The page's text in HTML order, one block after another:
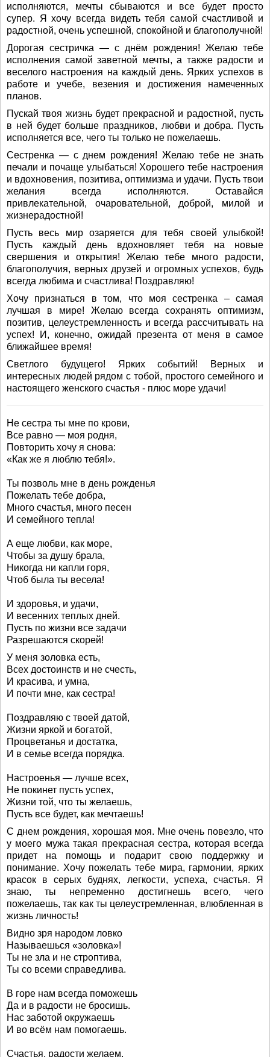
исполняются, мечты сбываются и все будет просто
супер. Я хочу всегда видеть тебя самой счастливой и
радостной, очень успешной, спокойной и благополучной!
Дорогая сестричка — с днём рождения! Желаю тебе
исполнения самой заветной мечты, а также радости и
веселого настроения на каждый день. Ярких успехов в
работе и учебе, везения и достижения намеченных
планов.
Пускай твоя жизнь будет прекрасной и радостной, пусть
в ней будет больше праздников, любви и добра. Пусть
исполняется все, чего ты только не пожелаешь.
Сестренка — с днем рождения! Желаю тебе не знать
печали и почаще улыбаться! Хорошего тебе настроения
и вдохновения, позитива, оптимизма и удачи. Пусть твои
желания всегда исполняются. Оставайся
привлекательной, очаровательной, доброй, милой и
жизнерадостной!
Пусть весь мир озаряется для тебя своей улыбкой!
Пусть каждый день вдохновляет тебя на новые
свершения и открытия! Желаю тебе много радости,
благополучия, верных друзей и огромных успехов, будь
всегда любима и счастлива! Поздравляю!
Хочу признаться в том, что моя сестренка – самая
лучшая в мире! Желаю всегда сохранять оптимизм,
позитив, целеустремленность и всегда рассчитывать на
успех! И, конечно, ожидай презента от меня в самое
ближайшее время!
Светлого будущего! Ярких событий! Верных и
интересных людей рядом с тобой, простого семейного и
настоящего женского счастья - плюс море удачи!
Не сестра ты мне по крови,
Все равно — моя родня,
Повторить хочу я снова:
«Как же я люблю тебя!».
Ты позволь мне в день рожденья
Пожелать тебе добра,
Много счастья, много песен
И семейного тепла!
А еще любви, как море,
Чтобы за душу брала,
Никогда ни капли горя,
Чтоб была ты весела!
И здоровья, и удачи,
И весенних теплых дней.
Пусть по жизни все задачи
Разрешаются скорей!
У меня золовка есть,
Всех достоинств и не счесть,
И красива, и умна,
И почти мне, как сестра!
Поздравляю с твоей датой,
Жизни яркой и богатой,
Процветанья и достатка,
И в семье всегда порядка.
Настроенья — лучше всех,
Не покинет пусть успех,
Жизни той, что ты желаешь,
Пусть все будет, как мечтаешь!
С днем рождения, хорошая моя. Мне очень повезло, что
у моего мужа такая прекрасная сестра, которая всегда
придет на помощь и подарит свою поддержку и
понимание. Хочу пожелать тебе мира, гармонии, ярких
красок в серых буднях, легкости, успеха, счастья. Я
знаю, ты непременно достигнешь всего, чего
пожелаешь, так как ты целеустремленная, влюбленная в
жизнь личность!
Видно зря народом ловко
Называешься «золовка»!
Ты не зла и не строптива,
Ты со всеми справедлива.
В горе нам всегда поможешь
Да и в радости не бросишь.
Нас заботой окружаешь
И во всём нам помогаешь.
Счастья, радости желаем,